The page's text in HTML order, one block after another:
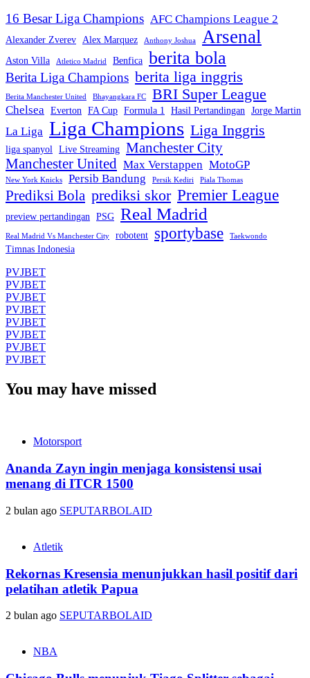
16 Besar Liga Champions AFC Champions League 2
Alexander Zverev Alex Marquez Anthony Joshua Arsenal
Aston Villa Atletico Madrid Benfica berita bola
Berita Liga Champions berita liga inggris
Berita Manchester United Bhayangkara FC BRI Super League
Chelsea Everton FA Cup Formula 1 Hasil Pertandingan Jorge Martin
La Liga Liga Champions Liga Inggris
liga spanyol Live Streaming Manchester City
Manchester United Max Verstappen MotoGP
New York Knicks Persib Bandung Persik Kediri Piala Thomas
Prediksi Bola prediksi skor Premier League
preview pertandingan PSG Real Madrid
Real Madrid Vs Manchester City robotent sportybase Taekwondo
Timnas Indonesia
PVJBET
PVJBET
PVJBET
PVJBET
PVJBET
PVJBET
PVJBET
PVJBET
You may have missed
Motorsport
Ananda Zayn ingin menjaga konsistensi usai
menang di ITCR 1500
2 bulan ago SEPUTARBOLAID
Atletik
Rekornas Kresensia menunjukkan hasil positif dari
pelatihan atletik Papua
2 bulan ago SEPUTARBOLAID
NBA